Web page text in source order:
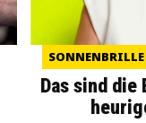
Das sind